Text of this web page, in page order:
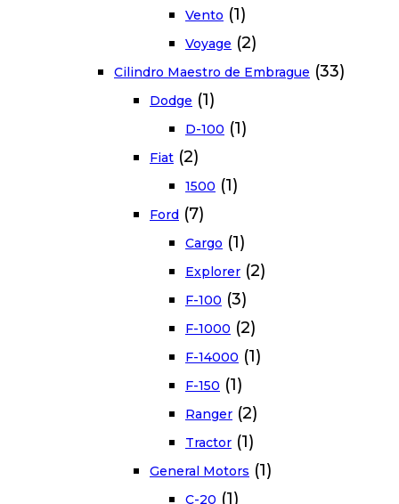
Vento (1)
Voyage (2)
Cilindro Maestro de Embrague (33)
Dodge (1)
D-100 (1)
Fiat (2)
1500 (1)
Ford (7)
Cargo (1)
Explorer (2)
F-100 (3)
F-1000 (2)
F-14000 (1)
F-150 (1)
Ranger (2)
Tractor (1)
General Motors (1)
C-20 (1)